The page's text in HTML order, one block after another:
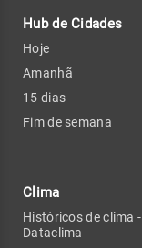
Hub de Cidades
Hoje
Amanhã
15 dias
Fim de semana
Clima
Históricos de clima -
Dataclima